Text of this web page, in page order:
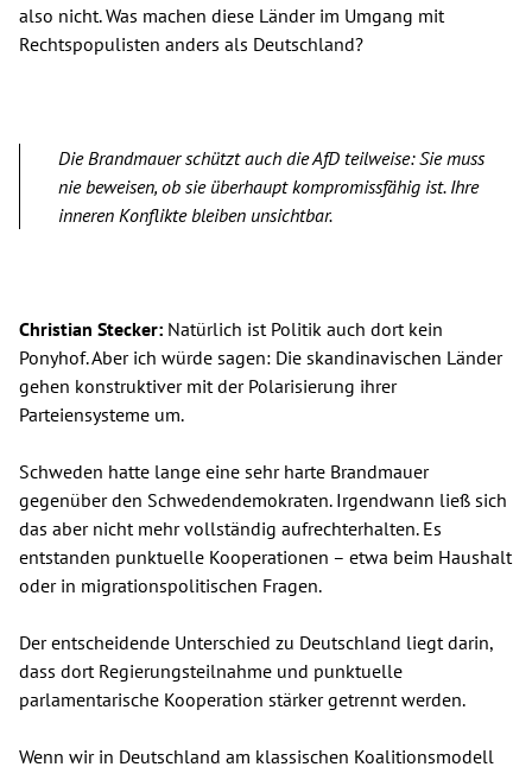
also nicht. Was machen diese Länder im Umgang mit
Rechtspopulisten anders als Deutschland?
Die Brandmauer schützt auch die AfD teilweise: Sie muss
nie beweisen, ob sie überhaupt kompromissfähig ist. Ihre
inneren Konflikte bleiben unsichtbar.
Christian Stecker: Natürlich ist Politik auch dort kein
Ponyhof. Aber ich würde sagen: Die skandinavischen Länder
gehen konstruktiver mit der Polarisierung ihrer
Parteiensysteme um.
Schweden hatte lange eine sehr harte Brandmauer
gegenüber den Schwedendemokraten. Irgendwann ließ sich
das aber nicht mehr vollständig aufrechterhalten. Es
entstanden punktuelle Kooperationen – etwa beim Haushalt
oder in migrationspolitischen Fragen.
Der entscheidende Unterschied zu Deutschland liegt darin,
dass dort Regierungsteilnahme und punktuelle
parlamentarische Kooperation stärker getrennt werden.
Wenn wir in Deutschland am klassischen Koalitionsmodell